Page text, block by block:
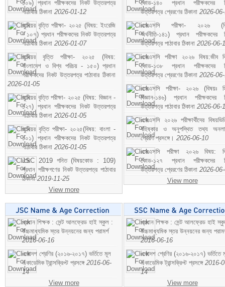
১০৯) প্রধান পরীক্ষকদের নিকট উত্তরপত্র
পাঠাবার ঠিকানা 2026-01-12
জুনিয়র বৃত্তি পরীক্ষা- ২০২৫ (বিষয়: ইংরেজি
- ১০৭) প্রধান পরীক্ষকদের নিকট উত্তরপত্র
পাঠাবার ঠিকানা 2026-01-07
জুনিয়র বৃত্তি পরীক্ষা- ২০২৫ (বিষয়:
বাংলাদেশ ও বিশ্ব পরিচয় - ১৫০) প্রধান
পরীক্ষকদের নিকট উত্তরপত্র পাঠাবার ঠিকানা
2026-01-05
জুনিয়র বৃত্তি পরীক্ষা- ২০২৫ (বিষয়: বিজ্ঞান -
১২৭) প্রধান পরীক্ষকদের নিকট উত্তরপত্র
পাঠাবার ঠিকানা 2026-01-05
জুনিয়র বৃত্তি পরীক্ষা- ২০২৫(বিষয়: বাংলা -
১০১) প্রধান পরীক্ষকদের নিকট উত্তরপত্র
পাঠাবার ঠিকানা 2026-01-05
JSC 2019 গনিত (বিষয়কোড : 109)
প্রধান পরীক্ষগণের নিকট উত্তরপত্র পাঠাবার
ঠিকানা2019-11-25
View more
কোড-১৪০ প্রধান পরীক্ষকদের
উত্তরপত্র প্রেরণের ঠিকানা 2026-
এসএসসি পরীক্ষা- ২০২৬
অর্থনীতি-১৪১) প্রধান পরীক্ষকদের
উত্তরপত্র পাঠাবার ঠিকানা 2026-06-
এসএসসি পরীক্ষা ২০২৬ বিষয়:জীব
কোড-১৩৮ প্রধান পরীক্ষকদের
উত্তরপত্র প্রেরণের ঠিকানা 2026-
এসএসসি পরীক্ষা- ২০২৬ (বিষয়ঃ
বিজ্ঞান-১৪৬) প্রধান পরীক্ষকদের
উত্তরপত্র পাঠাবার ঠিকানা 2026-06-
এসএসসি ২০২৬ পরীক্ষার্থীদের
বহিষ্কার ও অনুপস্থিত তথ্য
প্রেরণ প্রসঙ্গে। 2026-06-10
এসএসসি পরীক্ষা ২০২৬ বিষয়:
কোড-১২৭ প্রধান পরীক্ষকদের
উত্তরপত্র প্রেরণের ঠিকানা 2026-
View more
প্রধান শিক্ষক : সেন্ট আলফ্রেড হাই স্কুল :
উচ্চমাধ্যমিক স্তর উন্নয়নের জন্য পরামর্শ
2016-06-16
একাদশ শ্রেণির (২০১৬-২০১৭) ভর্তিতে মূল
একাডেমিক ট্রান্সক্রিপ্ট প্রসঙ্গে 2016-06-
14
View more
প্রধান শিক্ষক : সেন্ট আলফ্রেড হাই
উচ্চমাধ্যমিক স্তর উন্নয়নের জন্য
2016-06-16
একাদশ শ্রেণির (২০১৬-২০১৭) ভর্তিতে
একাডেমিক ট্রান্সক্রিপ্ট প্রসঙ্গে 2016-
14
View more